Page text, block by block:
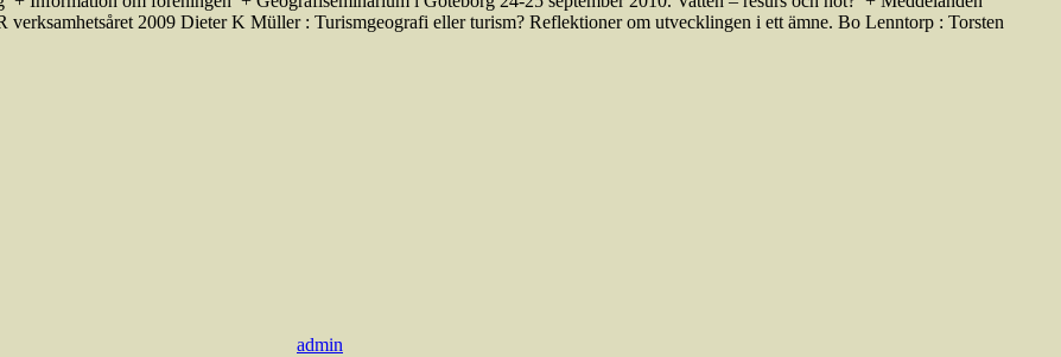
verksamhetsåret 2009 Dieter K Müller : Turismgeografi eller turism? Reflektioner om utvecklingen i ett ämne. Bo Lenntorp : Torsten
admin